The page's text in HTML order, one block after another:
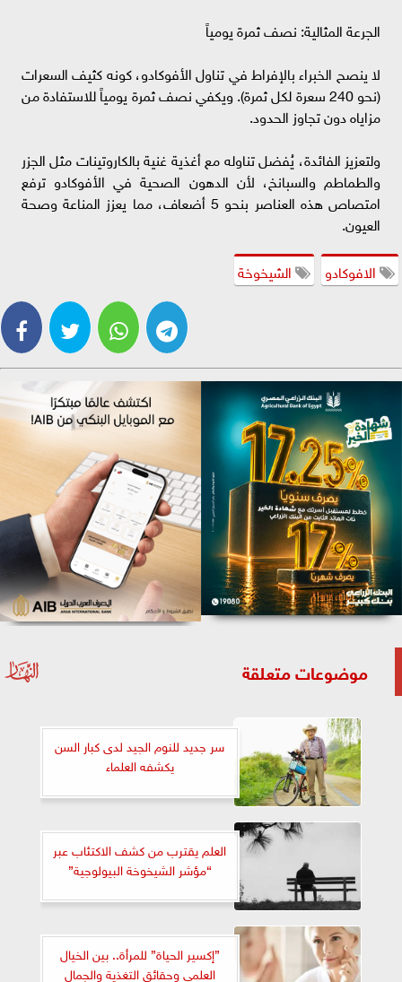
الجرعة المثالية: نصف ثمرة يومياً
لا ينصح الخبراء بالإفراط في تناول الأفوكادو، كونه كثيف السعرات
(نحو 240 سعرة لكل ثمرة). ويكفي نصف ثمرة يومياً للاستفادة من
مزاياه دون تجاوز الحدود.
ولتعزيز الفائدة، يُفضل تناوله مع أغذية غنية بالكاروتينات مثل الجزر
والطماطم والسبانخ، لأن الدهون الصحية في الأفوكادو ترفع
امتصاص هذه العناصر بنحو 5 أضعاف، مما يعزز المناعة وصحة
العيون.
الافوكادو
الشيخوخة
موضوعات متعلقة
سر جديد للنوم الجيد لدى كبار السن
يكشفه العلماء
العلم يقترب من كشف الاكتئاب عبر
“مؤشر الشيخوخة البيولوجية”
”إكسير الحياة” للمرأة.. بين الخيال
العلمي وحقائق التغذية والجمال